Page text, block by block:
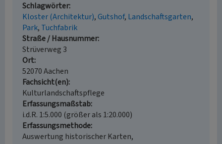
Schlagwörter
Kloster (Architektur) Gutshof Landschaftsgarten
Park Tuchfabrik
Straße / Hausnummer
Strüverweg 3
Ort
52070 Aachen
Fachsicht(en)
Kulturlandschaftspflege
Erfassungsmaßstab
i.d.R. 1:5.000 (größer als 1:20.000)
Erfassungsmethode
Auswertung historischer Karten,